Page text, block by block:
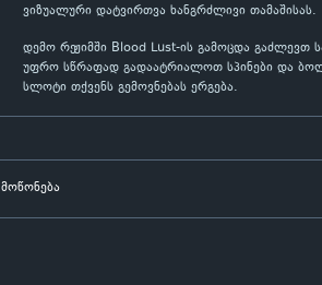
ვიზუალური დატვირთვა ხანგრძლივი თამაშისას.
დემო რეჟიმში Blood Lust-ის გამოცდა
უფრო სწრაფად გადაატრიალოთ სპინები და
სლოტი თქვენს გემოვნებას ერგება.
მოწონება